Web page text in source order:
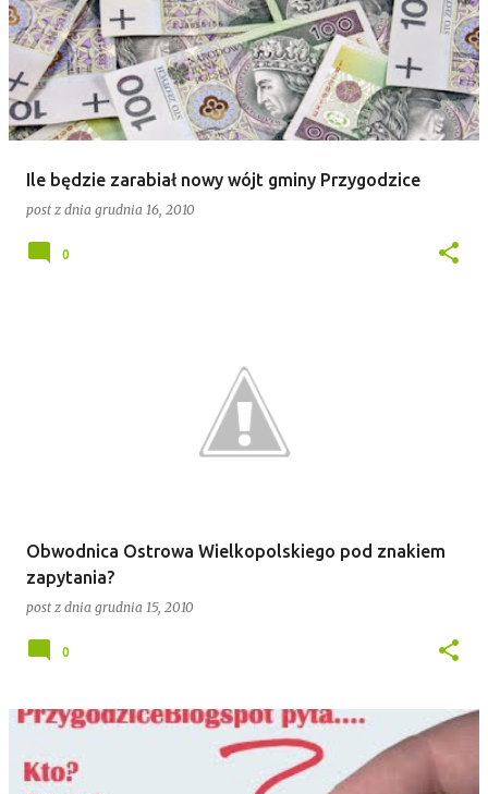
Ile będzie zarabiał nowy wójt gminy Przygodzice
post z dnia grudnia 16, 2010
0
Obwodnica Ostrowa Wielkopolskiego pod znakiem
zapytania?
post z dnia grudnia 15, 2010
0